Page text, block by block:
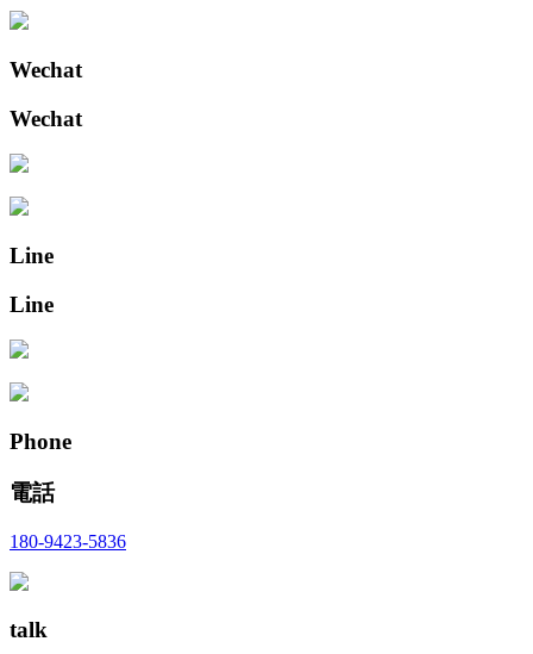
Wechat
Wechat
Line
Line
Phone
電話
180-9423-5836
talk